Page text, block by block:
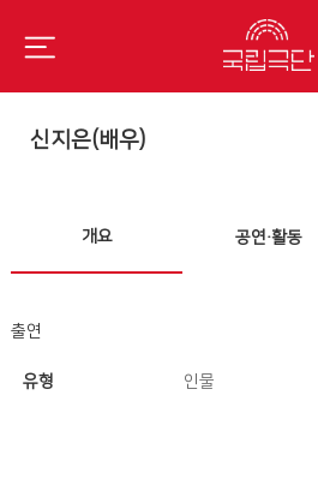
신지은(배우)
개요 공연·활동
출연
유형 인물